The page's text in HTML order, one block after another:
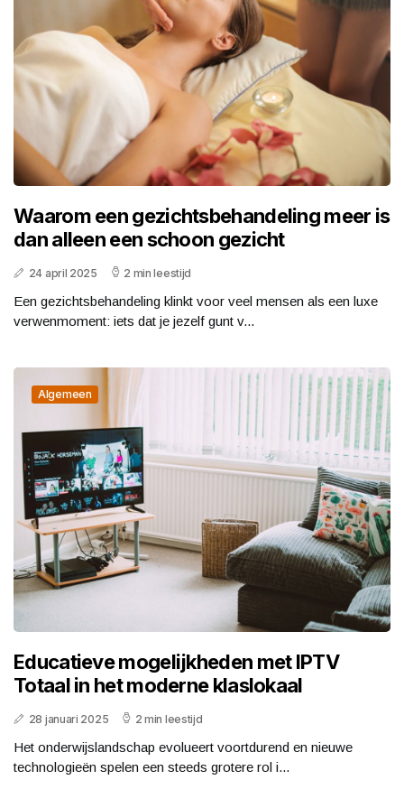
Waarom een gezichtsbehandeling meer is
dan alleen een schoon gezicht
24 april 2025 2 min leestijd
Een gezichtsbehandeling klinkt voor veel mensen als een luxe
verwenmoment: iets dat je jezelf gunt v...
Algemeen
Educatieve mogelijkheden met IPTV
Totaal in het moderne klaslokaal
28 januari 2025 2 min leestijd
Het onderwijslandschap evolueert voortdurend en nieuwe
technologieën spelen een steeds grotere rol i...